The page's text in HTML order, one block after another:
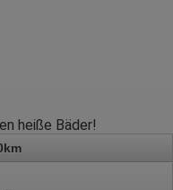
heiße Bäder!